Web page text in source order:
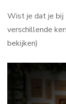
Wist je dat je bij
verschillende
bekijken)